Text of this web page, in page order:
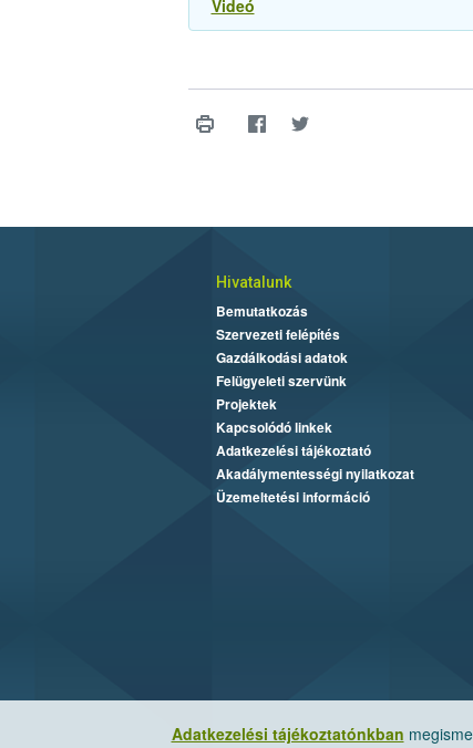
Videó
Adatkezelési tájékoztatónkban
Hivatalunk
Bemutatkozás
Szervezeti felépítés
Gazdálkodási adatok
Felügyeleti szervünk
Projektek
Kapcsolódó linkek
Adatkezelési tájékoztató
Akadálymentességi nyilatkozat
Üzemeltetési információ